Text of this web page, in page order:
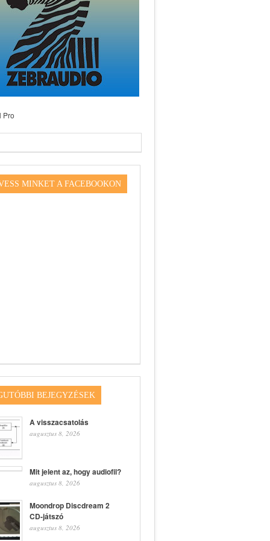
MINKET A FACEBOOKON
BEJEGYZÉSEK
A visszacsatolás
augusztus 8, 2026
Mit jelent az, hogy audiofil?
augusztus 8, 2026
Moondrop Discdream 2
CD-játszó
augusztus 8, 2026